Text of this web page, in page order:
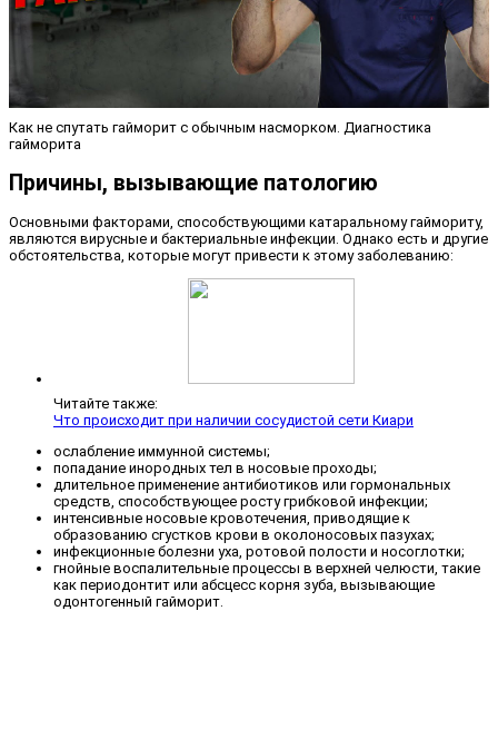
Как не спутать гайморит с обычным насморком. Диагностика
гайморита
Причины, вызывающие патологию
Основными факторами, способствующими катаральному гаймориту,
являются вирусные и бактериальные инфекции. Однако есть и другие
обстоятельства, которые могут привести к этому заболеванию:
Читайте также:
Что происходит при наличии сосудистой сети Киари
ослабление иммунной системы;
попадание инородных тел в носовые проходы;
длительное применение антибиотиков или гормональных
средств, способствующее росту грибковой инфекции;
интенсивные носовые кровотечения, приводящие к
образованию сгустков крови в околоносовых пазухах;
инфекционные болезни уха, ротовой полости и носоглотки;
гнойные воспалительные процессы в верхней челюсти, такие
как периодонтит или абсцесс корня зуба, вызывающие
одонтогенный гайморит.